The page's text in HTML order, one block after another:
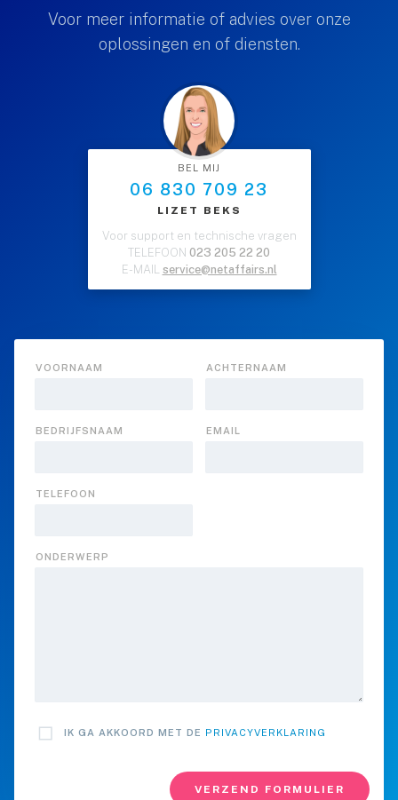
Voor meer informatie of advies over onze
oplossingen en of diensten.
BEL MIJ
06 830 709 23
LIZET BEKS
Voor support en technische vragen
TELEFOON 023 205 22 20
E-MAIL service@netaffairs.nl
VOORNAAM ACHTERNAAM
BEDRIJFSNAAM EMAIL
TELEFOON
ONDERWERP
IK GA AKKOORD MET DE PRIVACYVERKLARING